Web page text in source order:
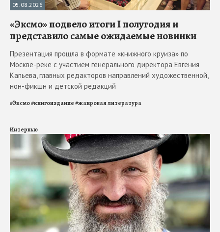
05.08.2026
«Эксмо» подвело итоги I полугодия и
представило самые ожидаемые новинки
Презентация прошла в формате «книжного круиза» по
Москве-реке с участием генерального директора Евгения
Капьева, главных редакторов направлений художественной,
нон-фикшн и детской редакций
#Эксмо#книгоиздание#жанровая литература
Интервью